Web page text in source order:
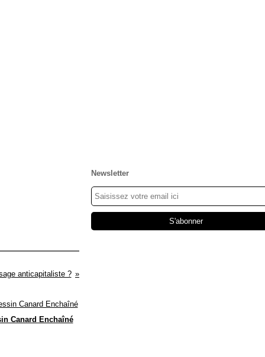
anticapitaliste ?
Canard Enchaîné
Newsletter